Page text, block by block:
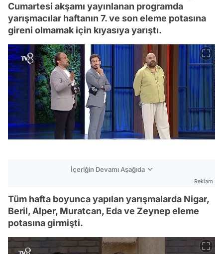
Cumartesi akşamı yayınlanan programda
yarışmacılar haftanın 7. ve son eleme potasına
gireni olmamak için kıyasıya yarıştı.
İçeriğin Devamı Aşağıda
Reklam
Tüm hafta boyunca yapılan yarışmalarda Nigar,
Beril, Alper, Muratcan, Eda ve Zeynep eleme
potasına girmişti.